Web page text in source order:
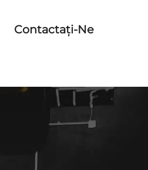
Contactați-Ne